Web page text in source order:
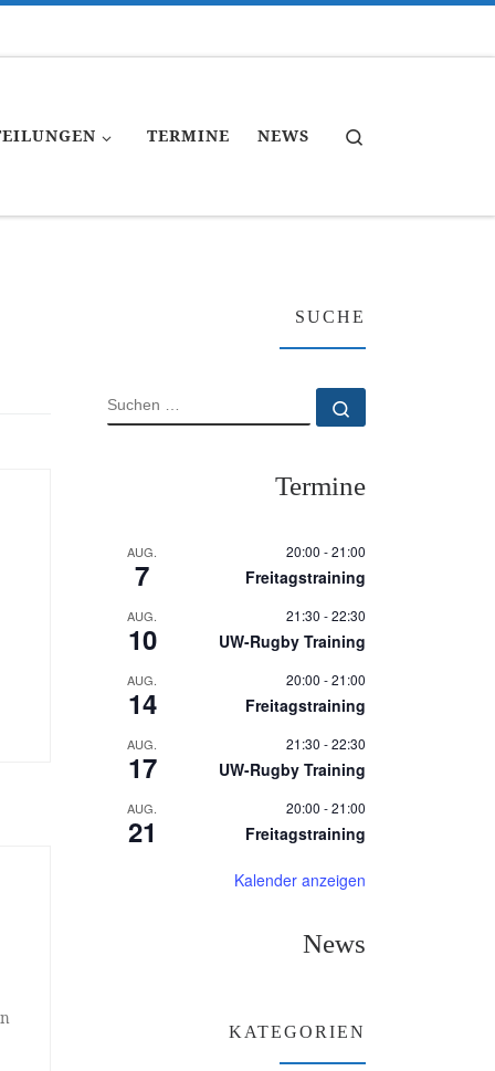
TERMINE NEWS
SUCHE
SUCHE
Termine
AUG.
7
20:00 -21:00
Freitagstraining
AUG.
10
21:30 -22:30
UW-Rugby Training
AUG.
14
20:00 -21:00
Freitagstraining
AUG.
17
21:30 -22:30
UW-Rugby Training
AUG.
21
20:00 -21:00
Freitagstraining
Kalender anzeigen
News
KATEGORIEN